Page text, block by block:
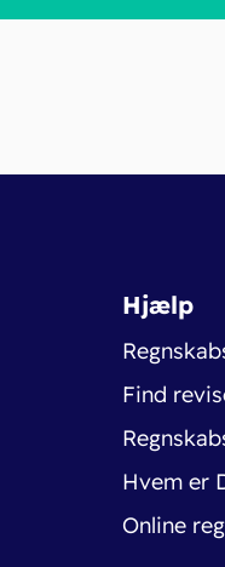
Hjælp
Find
Hvem er
Online